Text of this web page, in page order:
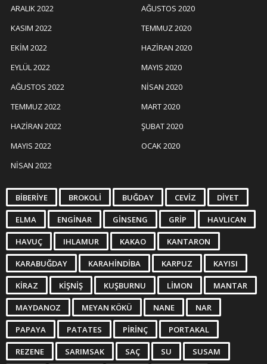
ARALIK 2022
KASIM 2022
EKIM 2022
EYLÜL 2022
AĞUSTOS 2022
TEMMUZ 2022
HAZIRAN 2022
MAYIS 2022
NISAN 2022
AĞUSTOS 2020
TEMMUZ 2020
HAZIRAN 2020
MAYIS 2020
NISAN 2020
MART 2020
ŞUBAT 2020
OCAK 2020
BIBERIYE BROKOLI BUĞDAY CEVIZ DIYET
ELMA ENGINAR GINSENG GRIP HAVLICAN
HAVUÇ IHLAMUR KAKAO KANTARON
KARABUĞDAY KARAHINDIBA KARPUZ KAYISI
KIRAZ KIŞNIŞ KUŞBURNU LIMON MANTAR
MAYDANOZ MEYAN KÖKÜ NANE NAR
PAPAYA PATATES PIRINÇ PORTAKAL
REZENE SARIMSAK SAÇ SU SUSAM